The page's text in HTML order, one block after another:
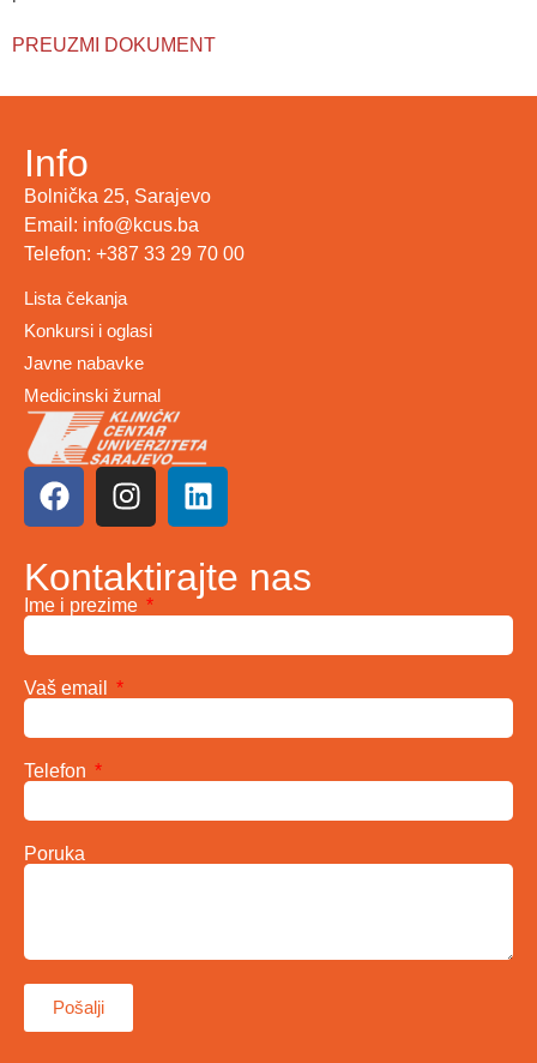
PREUZMI DOKUMENT
Info
Bolnička 25, Sarajevo
Email: info@kcus.ba
Telefon: +387 33 29 70 00
Lista čekanja
Konkursi i oglasi
Javne nabavke
Medicinski žurnal
Kontaktirajte nas
Ime i prezime
Vaš email
Telefon
Poruka
Pošalji